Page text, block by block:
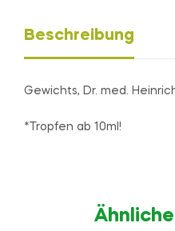
Beschreibung
Gewichts, Dr. med.
*Tropfen ab 10ml!